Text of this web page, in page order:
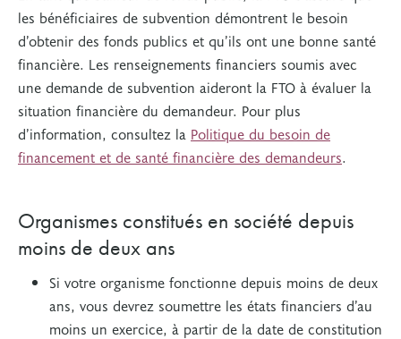
les bénéficiaires de subvention démontrent le besoin
d’obtenir des fonds publics et qu’ils ont une bonne santé
financière. Les renseignements financiers soumis avec
une demande de subvention aideront la FTO à évaluer la
situation financière du demandeur. Pour plus
d’information, consultez la Politique du besoin de
financement et de santé financière des demandeurs.
Organismes constitués en société depuis
moins de deux ans
Si votre organisme fonctionne depuis moins de deux
ans, vous devrez soumettre les états financiers d’au
moins un exercice, à partir de la date de constitution